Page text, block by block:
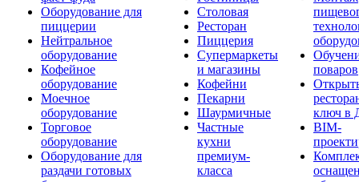
Оборудование для
пиццерии
Нейтральное
оборудование
Кофейное
оборудование
Моечное
оборудование
Торговое
оборудование
Оборудование для
раздачи готовых
Столовая
Ресторан
Пиццерия
Супермаркеты
и магазины
Кофейни
Пекарни
Шаурмичные
Частные
кухни
премиум-
класса
поваров
ключ в
BIM-